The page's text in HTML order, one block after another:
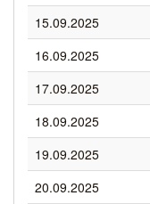
15.09.2025
16.09.2025
17.09.2025
18.09.2025
19.09.2025
20.09.2025